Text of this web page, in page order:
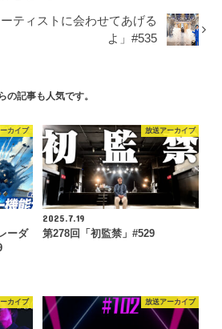
ティストに会わせてあげる
よ」#535
の記事も人気です。
カイブ
ーダ
放送アーカイブ
2025.7.19
第278回「初監禁」#529
カイブ 放送アーカイブ